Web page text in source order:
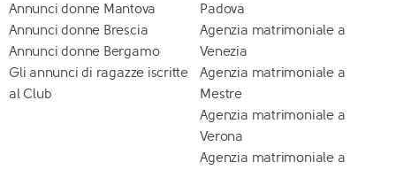
Annunci donne Mantova
Annunci donne Brescia
Annunci donne Bergamo
Gli annunci di ragazze iscritte
al Club
Padova
Agenzia matrimoniale a
Venezia
Agenzia matrimoniale a
Mestre
Agenzia matrimoniale a
Verona
Agenzia matrimoniale a